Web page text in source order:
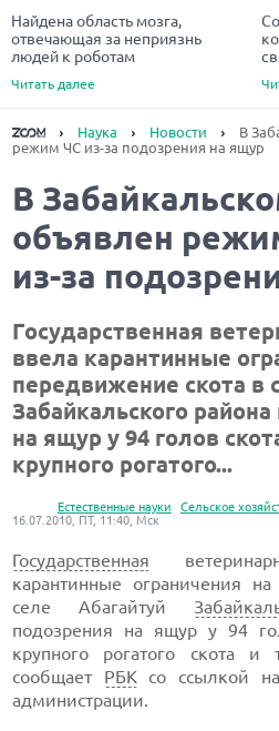
Найдена область мозга,
отвечающая за неприязнь
людей к роботам
Читать далее
Наука Новости
В
режим ЧС из-за подозрения на ящур
В
объявлен
из-за
Государственная
ввела карантинные
передвижение скота в
Забайкальского
на ящур у 94 голов
крупного рогатого...
Естественные науки Сельское
16.07.2010, ПТ, 11:40, Мск
Государственная
карантинные ограничения
селе Абагайтуй
подозрения на ящур у 94
крупного рогатого скота
сообщает РБКсо ссылкой на
администрации.